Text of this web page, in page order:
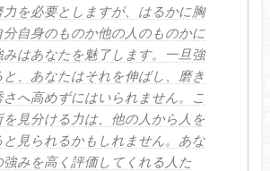
力を必要としますが、はるかに胸
分自身のものか他の人のものかに
みはあなたを魅了します。一旦強
、あなたはそれを伸ばし、磨き
さへ高めずにはいられません。こ
見分ける力は、他の人から人を
と見られるかもしれません。あな
強みを高く評価してくれる人た